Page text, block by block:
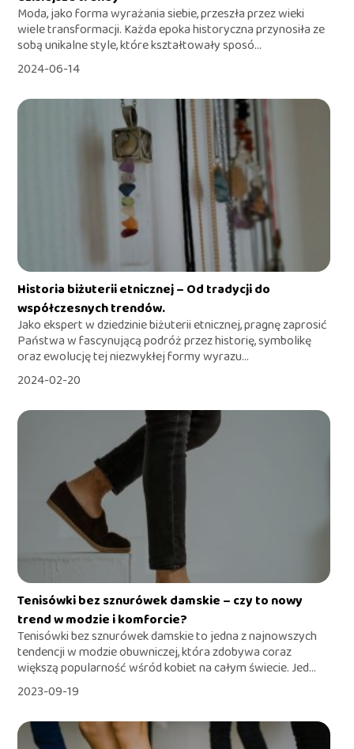
Moda, jako forma wyrażania siebie, przeszła przez wieki
wiele transformacji. Każda epoka historyczna przynosiła ze
sobą unikalne style, które kształtowały sposó...
2024-06-14
Historia biżuterii etnicznej – Od tradycji do
współczesnych trendów.
Jako ekspert w dziedzinie biżuterii etnicznej, pragnę zaprosić
Państwa w fascynującą podróż przez historię, symbolikę
oraz ewolucję tej niezwykłej formy wyrazu...
2024-02-20
Tenisówki bez sznurówek damskie – czy to nowy
trend w modzie i komforcie?
Tenisówki bez sznurówek damskie to jedna z najnowszych
tendencji w modzie obuwniczej, która zdobywa coraz
większą popularność wśród kobiet na całym świecie. Jed...
2023-09-19